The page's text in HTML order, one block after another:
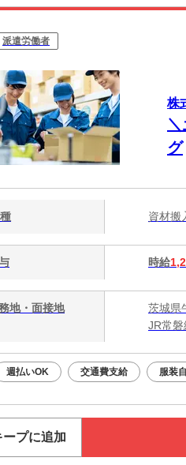
派遣労働者
株
グ
資材
時給
地・面接地
茨城県
JR常
週払いOK 交通費支給 服装
ープに追加